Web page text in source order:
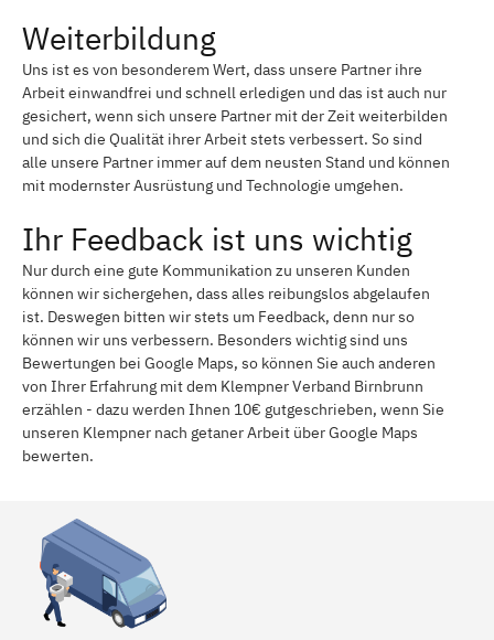
Weiterbildung
Uns ist es von besonderem Wert, dass unsere Partner ihre
Arbeit einwandfrei und schnell erledigen und das ist auch nur
gesichert, wenn sich unsere Partner mit der Zeit weiterbilden
und sich die Qualität ihrer Arbeit stets verbessert. So sind
alle unsere Partner immer auf dem neusten Stand und können
mit modernster Ausrüstung und Technologie umgehen.
Ihr Feedback ist uns wichtig
Nur durch eine gute Kommunikation zu unseren Kunden
können wir sichergehen, dass alles reibungslos abgelaufen
ist. Deswegen bitten wir stets um Feedback, denn nur so
können wir uns verbessern. Besonders wichtig sind uns
Bewertungen bei Google Maps, so können Sie auch anderen
von Ihrer Erfahrung mit dem Klempner Verband Birnbrunn
erzählen - dazu werden Ihnen 10€ gutgeschrieben, wenn Sie
unseren Klempner nach getaner Arbeit über Google Maps
bewerten.